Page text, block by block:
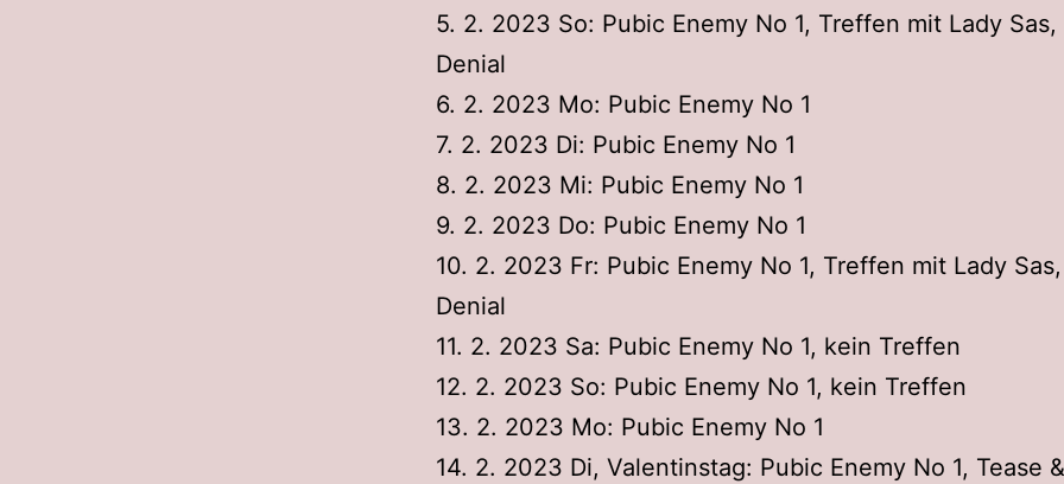
5. 2. 2023 So: Pubic Enemy No 1, Treffen mit Lady Sas,
Denial
6. 2. 2023 Mo: Pubic Enemy No 1
7. 2. 2023 Di: Pubic Enemy No 1
8. 2. 2023 Mi: Pubic Enemy No 1
9. 2. 2023 Do: Pubic Enemy No 1
10. 2. 2023 Fr: Pubic Enemy No 1, Treffen mit Lady
Denial
11. 2. 2023 Sa: Pubic Enemy No 1, kein Treffen
12. 2. 2023 So: Pubic Enemy No 1, kein Treffen
13. 2. 2023 Mo: Pubic Enemy No 1
14. 2. 2023 Di, Valentinstag: Pubic Enemy No 1, Tease